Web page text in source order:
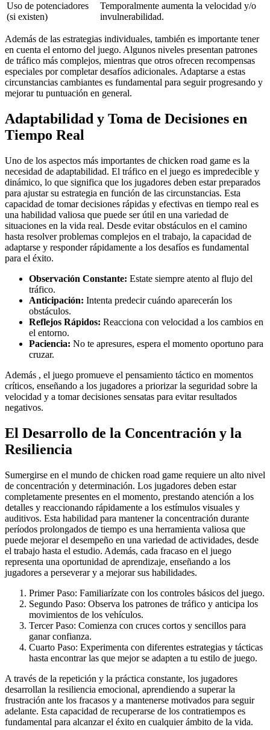
Uso de potenciadores
(si existen)
Temporalmente aumenta la velocidad y/o
invulnerabilidad.
Además de las estrategias individuales, también es importante tener
en cuenta el entorno del juego. Algunos niveles presentan patrones
de tráfico más complejos, mientras que otros ofrecen recompensas
especiales por completar desafíos adicionales. Adaptarse a estas
circunstancias cambiantes es fundamental para seguir progresando y
mejorar tu puntuación en general.
Adaptabilidad y Toma de Decisiones en
Tiempo Real
Uno de los aspectos más importantes de chicken road game es la
necesidad de adaptabilidad. El tráfico en el juego es impredecible y
dinámico, lo que significa que los jugadores deben estar preparados
para ajustar su estrategia en función de las circunstancias. Esta
capacidad de tomar decisiones rápidas y efectivas en tiempo real es
una habilidad valiosa que puede ser útil en una variedad de
situaciones en la vida real. Desde evitar obstáculos en el camino
hasta resolver problemas complejos en el trabajo, la capacidad de
adaptarse y responder rápidamente a los desafíos es fundamental
para el éxito.
Observación Constante: Estate siempre atento al flujo del
tráfico.
Anticipación: Intenta predecir cuándo aparecerán los
obstáculos.
Reflejos Rápidos: Reacciona con velocidad a los cambios en
el entorno.
Paciencia: No te apresures, espera el momento oportuno para
cruzar.
Además , el juego promueve el pensamiento táctico en momentos
críticos, enseñando a los jugadores a priorizar la seguridad sobre la
velocidad y a tomar decisiones sensatas para evitar resultados
negativos.
El Desarrollo de la Concentración y la
Resiliencia
Sumergirse en el mundo de chicken road game requiere un alto nivel
de concentración y determinación. Los jugadores deben estar
completamente presentes en el momento, prestando atención a los
detalles y reaccionando rápidamente a los estímulos visuales y
auditivos. Esta habilidad para mantener la concentración durante
períodos prolongados de tiempo es una herramienta valiosa que
puede mejorar el desempeño en una variedad de actividades, desde
el trabajo hasta el estudio. Además, cada fracaso en el juego
representa una oportunidad de aprendizaje, enseñando a los
jugadores a perseverar y a mejorar sus habilidades.
Primer Paso: Familiarízate con los controles básicos del juego.
Segundo Paso: Observa los patrones de tráfico y anticipa los
movimientos de los vehículos.
Tercer Paso: Comienza con cruces cortos y sencillos para
ganar confianza.
Cuarto Paso: Experimenta con diferentes estrategias y tácticas
hasta encontrar las que mejor se adapten a tu estilo de juego.
A través de la repetición y la práctica constante, los jugadores
desarrollan la resiliencia emocional, aprendiendo a superar la
frustración ante los fracasos y a mantenerse motivados para seguir
adelante. Esta capacidad de recuperarse de los contratiempos es
fundamental para alcanzar el éxito en cualquier ámbito de la vida.